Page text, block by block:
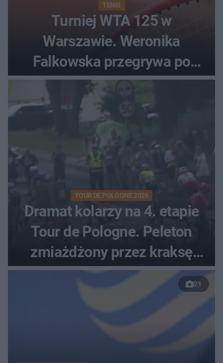
TENIS
Turniej WTA 125 w
Warszawie. Weronika
Falkowska przegrywa po
zaciętym boju
TOUR DE POLOGNE 2026
Dramat kolarzy na 4. etapie
Tour de Pologne. Peleton
zmiażdżony przez kraksę
przed Karpaczem
21